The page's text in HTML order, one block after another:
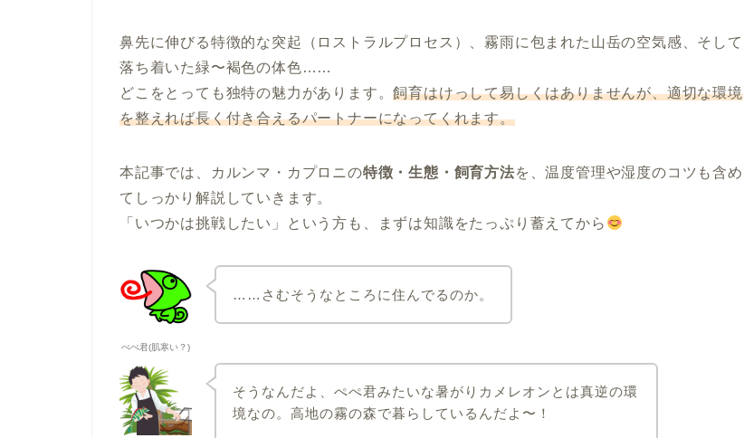
鼻先に伸びる特徴的な突起（ロストラルプロセス）、霧雨に包まれた山岳の空気感、そして
落ち着いた緑〜褐色の体色……
どこをとっても独特の魅力があります。飼育はけっして易しくはありませんが、適切な環境
を整えれば長く付き合えるパートナーになってくれます。
本記事では、カルンマ・カプロニの特徴・生態・飼育方法を、温度管理や湿度のコツも含め
てしっかり解説していきます。
「いつかは挑戦したい」という方も、まずは知識をたっぷり蓄えてから
ぺぺ君(肌寒い？)
……さむそうなところに住んでるのか。
そうなんだよ、ぺぺ君みたいな暑がりカメレオンとは真逆の環
境なの。高地の霧の森で暮らしているんだよ〜！